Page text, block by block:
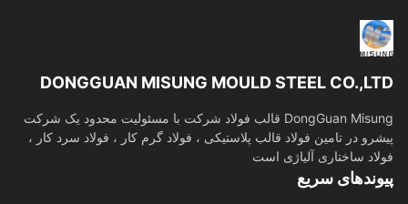
DONGGUAN MISUNG MOULD STEEL
DongGuan Misung قالب فولاد شرکت با مسئولیت محدود یک شرکت
در تامین فولاد قالب پلاستیکی ، فولاد گرم کار ، فولاد سرد کار ،
ساختاری آلیاژی است
سریع